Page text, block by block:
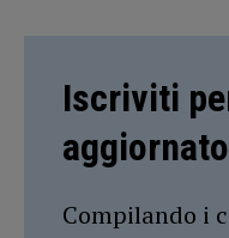
Iscriviti
Compilando i